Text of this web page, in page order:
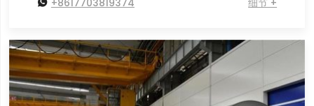
+8617703819374 细节 +